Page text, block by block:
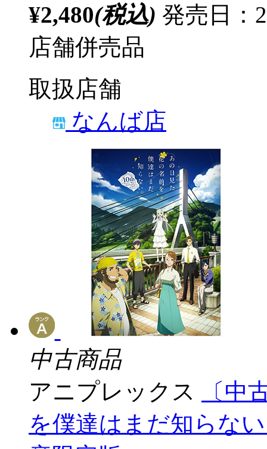
¥2,480(税込) 発売日：
店舗併売品
取扱店舗
なんば店
中古商品
アニプレックス
〔中
を僕達はまだ知らな